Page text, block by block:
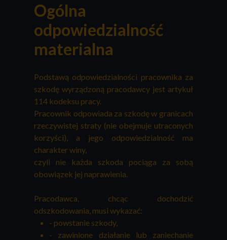
Ogólna
odpowiedzialność
materialna
Podstawą odpowiedzialności pracownika za
szkodę wyrządzoną pracodawcy jest artykuł
114 kodeksu pracy.
Pracownik odpowiada za szkodę w granicach
rzeczywistej straty (nie obejmuje utraconych
korzyści), a jego odpowiedzialność ma
charakter winy,
czyli nie każda szkoda pociąga za sobą
obowiązek jej naprawienia.
Pracodawca, chcąc dochodzić
odszkodowania, musi wykazać:
- powstanie szkody,
- zawinione działanie lub zaniechanie